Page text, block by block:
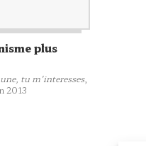
plus
tu m’interesses,
2013